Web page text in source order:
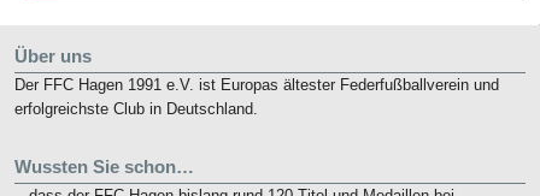
Über uns
Der FFC Hagen 1991 e.V. ist Europas ältester Federfußballverein und
erfolgreichste Club in Deutschland.
Wussten Sie schon…